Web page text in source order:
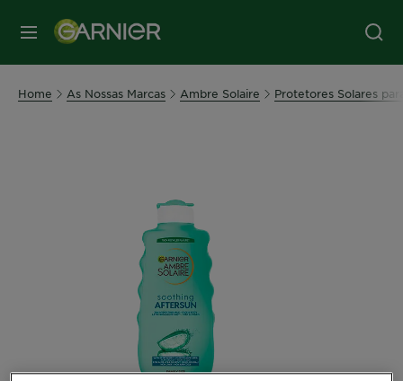
MENU
Home As Nossas Marcas Ambre Solaire Protetores Solares